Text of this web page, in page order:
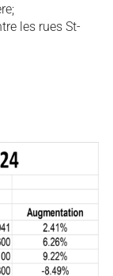
les rues St-